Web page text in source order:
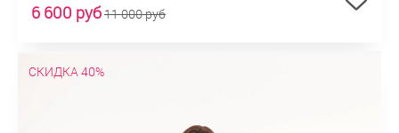
6 600 руб11 000 руб
СКИДКА 40%